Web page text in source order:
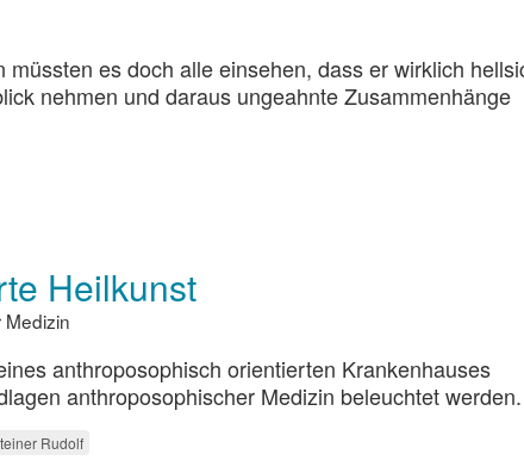
müssten es doch alle einsehen, dass er wirklich
nehmen und daraus ungeahnte Zusammenhänge
Heilkunst
anthroposophisch orientierten Krankenhauses
anthroposophischer Medizin beleuchtet werden.
Rudolf